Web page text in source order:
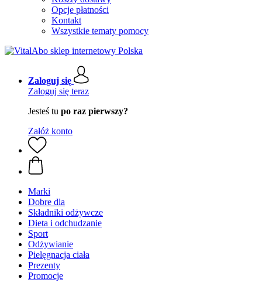
Opcje płatności
Kontakt
Wszystkie tematy pomocy
Zaloguj się
Zaloguj się teraz
Jesteś tu po raz pierwszy?
Załóż konto
Marki
Dobre dla
Składniki odżywcze
Dieta i odchudzanie
Sport
Odżywianie
Pielęgnacja ciała
Prezenty
Promocje